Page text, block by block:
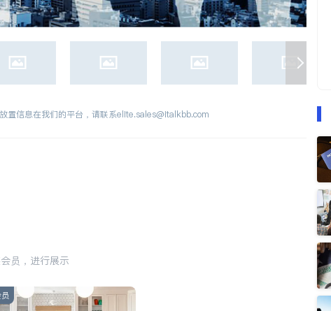
置信息在我们的平台，请联系elite.sales@italkbb.com
员，进行展示